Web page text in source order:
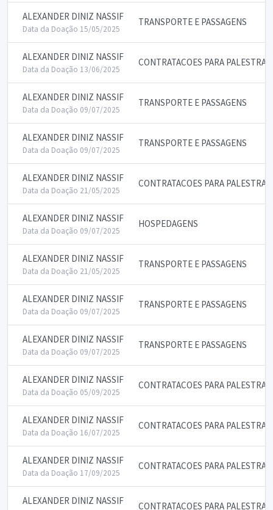
ALEXANDER DINIZ NASSIF
Data da Doação 15/05/2025
TRANSPORTE E PASSAGENS
ALEXANDER DINIZ NASSIF
Data da Doação 13/06/2025
CONTRATACOES PARA
ALEXANDER DINIZ NASSIF
Data da Doação 09/07/2025
TRANSPORTE E PASSAGENS
ALEXANDER DINIZ NASSIF
Data da Doação 09/07/2025
TRANSPORTE E PASSAGENS
ALEXANDER DINIZ NASSIF
Data da Doação 21/05/2025
CONTRATACOES PARA
ALEXANDER DINIZ NASSIF
Data da Doação 09/07/2025
HOSPEDAGENS
ALEXANDER DINIZ NASSIF
Data da Doação 21/05/2025
TRANSPORTE E PASSAGENS
ALEXANDER DINIZ NASSIF
Data da Doação 09/07/2025
TRANSPORTE E PASSAGENS
ALEXANDER DINIZ NASSIF
Data da Doação 09/07/2025
TRANSPORTE E PASSAGENS
ALEXANDER DINIZ NASSIF
Data da Doação 05/09/2025
CONTRATACOES PARA
ALEXANDER DINIZ NASSIF
Data da Doação 16/07/2025
CONTRATACOES PARA
ALEXANDER DINIZ NASSIF
Data da Doação 17/09/2025
CONTRATACOES PARA
ALEXANDER DINIZ NASSIF CONTRATACOES PARA